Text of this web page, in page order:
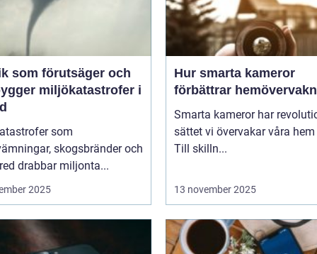
som förutsäger och
miljökatastrofer i
som
skogsbränder och
drabbar miljonta...
2025
Hur smarta kameror
förbättrar
Smarta kameror har
sättet vi övervakar våra
Till skilln...
13 november 2025